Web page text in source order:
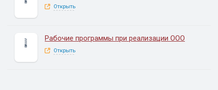
Открыть
Рабочие программы при реализации ООО
Открыть